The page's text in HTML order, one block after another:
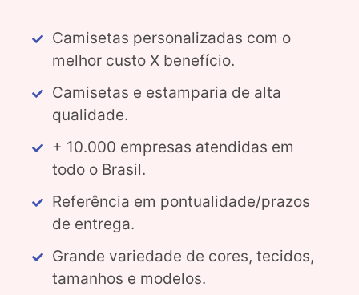
Camisetas personalizadas com o
melhor custo X benefício.
Camisetas e estamparia de alta
qualidade.
+ 10.000 empresas atendidas em
todo o Brasil.
Referência em pontualidade/prazos
de entrega.
Grande variedade de cores, tecidos,
tamanhos e modelos.